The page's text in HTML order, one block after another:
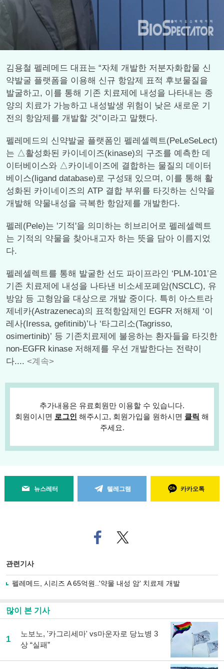
김용철 펠레메드 대표는 “자체 개발한 저분자화합물 신
약발굴 플랫폼을 이용해 신규 항암제 표적 후보물질을
발굴하고, 이를 통해 기존 치료제에 내성을 나타내는 종
양의 치료가 가능하고 내성발생 위험이 낮은 새로운 기
전의 항암제를 개발할 것”이라고 말했다.
펠레메드의 신약발굴 플랫폼인 펠레셀렉트(PeLeSeLect)
는 △활성화된 카이네이즈(kinase)의 구조를 예측한 데
이터베이스와 △카이네이즈에 결합하는 물질의 데이터
베이스(ligand database)로 구성돼 있으며, 이를 통해 활
성화된 카이네이즈의 ATP 결합 부위를 타깃하는 신약을
개발해 약물내성을 극복한 항암제를 개발한다.
펠레(Pele)는 '기적'을 의미하는 히브리어로 펠레셀렉트
는 기적의 약물을 찾아내고자 하는 뜻을 담아 이름지었
다.
펠레셀렉트를 통해 발굴한 선도 파이프라인 ‘PLM-101’은
기존 치료제에 내성을 나타낸 비소세포폐암(NSCLC), 유
방암 등 고형암을 대상으로 개발 중이다. 특히 아스트라
제네카(Astrazeneca)의 표적항암제인 EGFR 저해제 ‘이
레사(Iressa, gefitinib)’나 ‘타그리소(Tagrisso,
osimertinib)’ 등 기존치료제에 불응하는 환자들을 타깃한
non-EGFR kinase 저해제를 우선 개발한다는 전략이
다.... <계속>
추가내용은 유료회원만 이용할 수 있습니다.
회원이시면 로그인 해주시고, 회원가입을 원하시면 클릭 해
주세요.
뉴스레터 텔레그램 카카오톡
페
이
로
기
기
트위
터로
관련기사
펠레메드, 시리즈 A 65억원..'약물 내성 암' 치료제 개발
많이 본 기사
1
노보노, '카그리세마' vs마운자로 당뇨병 3
상 “실패”